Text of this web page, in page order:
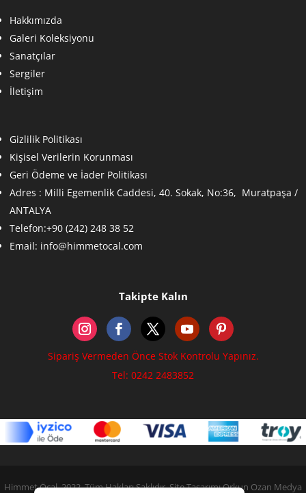
Hakkımızda
Galeri Koleksiyonu
Sanatçılar
Sergiler
İletişim
Gizlilik Politikası
Kişisel Verilerin Korunması
Geri Ödeme ve İader Politikası
Adres : Milli Egemenlik Caddesi, 40. Sokak, No:36, Muratpaşa /
ANTALYA
Telefon:+90 (242) 248 38 52
Email: info@himmetocal.com
Takipte Kalın
Sipariş Vermeden Önce Stok Kontrolu Yapınız.
Tel: 0242 2483852
Himmet Öcal, 2022. Tüm Hakları Saklıdır. Site Tasarımı Orkun Ozan Medya